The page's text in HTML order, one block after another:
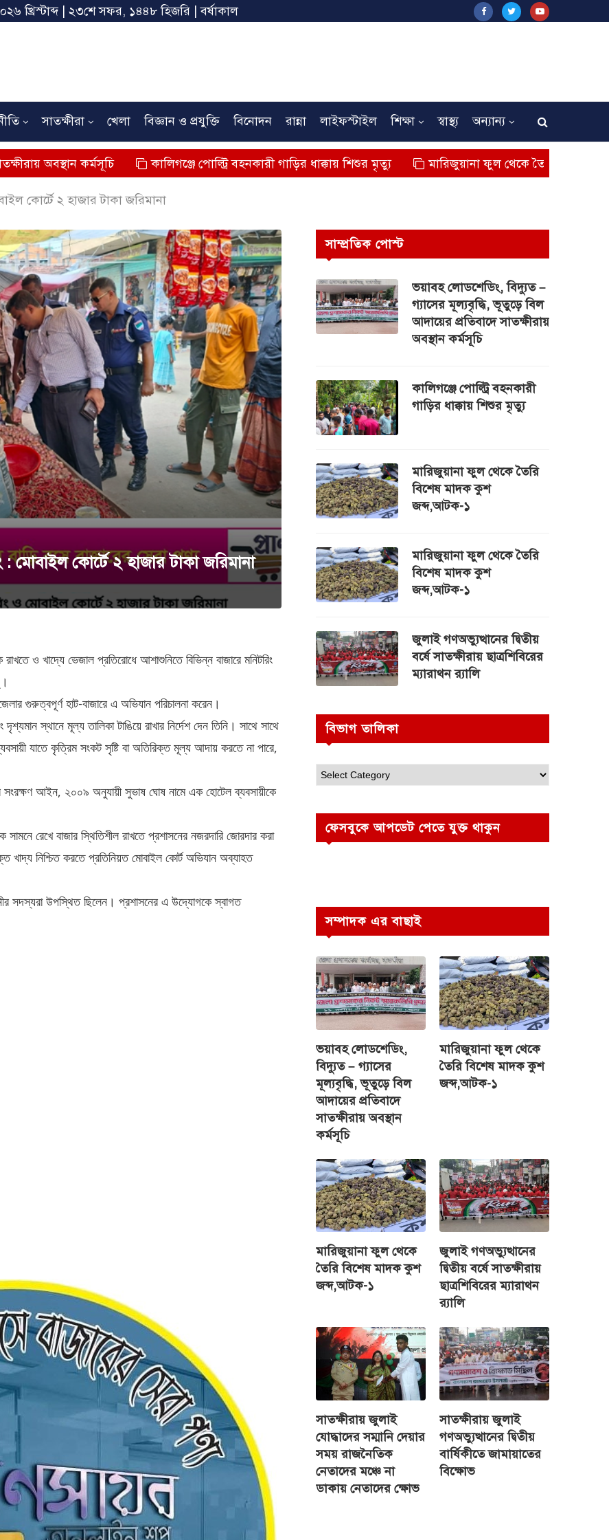
খ্রিস্টাব্দ | ২৩শে সফর, ১৪৪৮ হিজরি | বর্ষাকাল
সাতক্ষীরা খেলা বিজ্ঞান ও প্রযুক্তি বিনোদন রান্না লাইফস্টাইল শিক্ষা স্বাস্থ্য অন্যান্য
কর্মসূচি কালিগঞ্জে পোল্ট্রি বহনকারী গাড়ির ধাক্কায় শিশুর মৃত্যু মারিজুয়ানা ফুল থেকে তৈরি বিশেষ মাদক কুশ
কোর্টে ২ হাজার টাকা জরিমানা
কোর্টে ২ হাজার টাকা জরিমানা
ও খাদ্যে ভেজাল প্রতিরোধে আশাশুনিতে বিভিন্ন বাজারে মনিটরিং
গুরুত্বপূর্ণ হাট-বাজারে এ অভিযান পরিচালনা করেন।
স্থানে মূল্য তালিকা টাঙিয়ে রাখার নির্দেশ দেন তিনি। সাথে সাথে
যাতে কৃত্রিম সংকট সৃষ্টি বা অতিরিক্ত মূল্য আদায় করতে না পারে,
সংরক্ষণ আইন, ২০০৯ অনুযায়ী সুভাষ ঘোষ নামে এক হোটেল ব্যবসায়ীকে
রেখে বাজার স্থিতিশীল রাখতে প্রশাসনের নজরদারি জোরদার করা
খাদ্য নিশ্চিত করতে প্রতিনিয়ত মোবাইল কোর্ট অভিযান অব্যাহত
সদস্যরা উপস্থিত ছিলেন। প্রশাসনের এ উদ্যোগকে স্বাগত
সাম্প্রতিক পোস্ট
ভয়াবহ লোডশেডিং, বিদ্যুত –
গ্যাসের মূল্যবৃদ্ধি, ভূতুড়ে বিল
আদায়ের প্রতিবাদে সাতক্ষীরায়
অবস্থান কর্মসূচি
কালিগঞ্জে পোল্ট্রি বহনকারী
গাড়ির ধাক্কায় শিশুর মৃত্যু
মারিজুয়ানা ফুল থেকে তৈরি
বিশেষ মাদক কুশ
জব্দ,আটক-১
মারিজুয়ানা ফুল থেকে তৈরি
বিশেষ মাদক কুশ
জব্দ,আটক-১
জুলাই গণঅভ্যুত্থানের দ্বিতীয়
বর্ষে সাতক্ষীরায় ছাত্রশিবিরের
ম্যারাথন র‌্যালি
বিভাগ তালিকা
ফেসবুকে আপডেট পেতে যুক্ত থাকুন
সম্পাদক এর বাছাই
ভয়াবহ লোডশেডিং,
বিদ্যুত – গ্যাসের
মূল্যবৃদ্ধি, ভূতুড়ে বিল
আদায়ের প্রতিবাদে
সাতক্ষীরায় অবস্থান
কর্মসূচি
মারিজুয়ানা ফুল থেকে
তৈরি বিশেষ মাদক কুশ
জব্দ,আটক-১
মারিজুয়ানা ফুল থেকে
তৈরি বিশেষ মাদক কুশ
জব্দ,আটক-১
জুলাই গণঅভ্যুত্থানের
দ্বিতীয় বর্ষে সাতক্ষীরায়
ছাত্রশিবিরের ম্যারাথন
র‌্যালি
সাতক্ষীরায় জুলাই
যোদ্ধাদের সম্মানি দেয়ার
সময় রাজনৈতিক
নেতাদের মঞ্চে না
ডাকায় নেতাদের ক্ষোভ
সাতক্ষীরায় জুলাই
গণঅভ্যুত্থানের দ্বিতীয়
বার্ষিকীতে জামায়াতের
বিক্ষোভ